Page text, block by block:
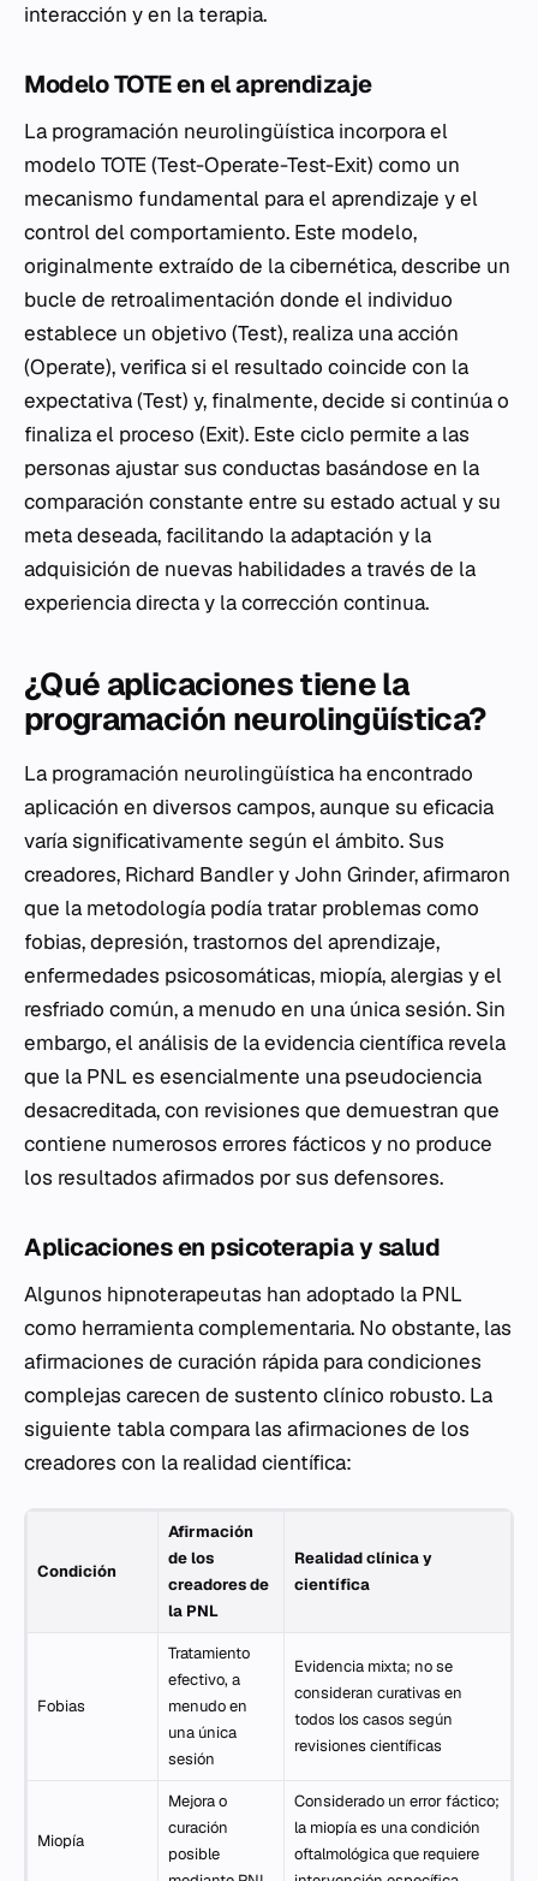
interacción y en la terapia.
Modelo TOTE en el aprendizaje
La programación neurolingüística incorpora el
modelo TOTE (Test-Operate-Test-Exit) como un
mecanismo fundamental para el aprendizaje y el
control del comportamiento. Este modelo,
originalmente extraído de la cibernética, describe un
bucle de retroalimentación donde el individuo
establece un objetivo (Test), realiza una acción
(Operate), verifica si el resultado coincide con la
expectativa (Test) y, finalmente, decide si continúa o
finaliza el proceso (Exit). Este ciclo permite a las
personas ajustar sus conductas basándose en la
comparación constante entre su estado actual y su
meta deseada, facilitando la adaptación y la
adquisición de nuevas habilidades a través de la
experiencia directa y la corrección continua.
¿Qué aplicaciones tiene la
programación neurolingüística?
La programación neurolingüística ha encontrado
aplicación en diversos campos, aunque su eficacia
varía significativamente según el ámbito. Sus
creadores, Richard Bandler y John Grinder, afirmaron
que la metodología podía tratar problemas como
fobias, depresión, trastornos del aprendizaje,
enfermedades psicosomáticas, miopía, alergias y el
resfriado común, a menudo en una única sesión. Sin
embargo, el análisis de la evidencia científica revela
que la PNL es esencialmente una pseudociencia
desacreditada, con revisiones que demuestran que
contiene numerosos errores fácticos y no produce
los resultados afirmados por sus defensores.
Aplicaciones en psicoterapia y salud
Algunos hipnoterapeutas han adoptado la PNL
como herramienta complementaria. No obstante, las
afirmaciones de curación rápida para condiciones
complejas carecen de sustento clínico robusto. La
siguiente tabla compara las afirmaciones de los
creadores con la realidad científica:
Condición
Afirmación
de los
creadores de
la PNL
Realidad clínica y
científica
Fobias
Tratamiento
efectivo, a
menudo en
una única
sesión
Evidencia mixta; no se
consideran curativas en
todos los casos según
revisiones científicas
Miopía
Mejora o
curación
posible
Considerado un error fáctico;
la miopía es una condición
oftalmológica que requiere